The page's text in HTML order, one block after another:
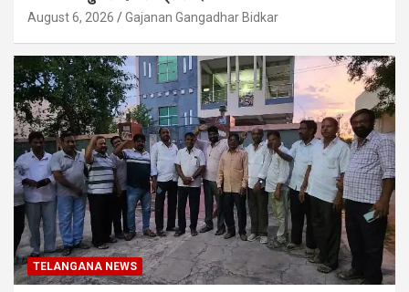
August 6, 2026 Gajanan Gangadhar Bidkar
TELANGANA NEWS